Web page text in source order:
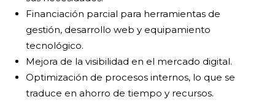
Financiación parcial para herramientas de
gestión, desarrollo web y equipamiento
tecnológico.
Mejora de la visibilidad en el mercado digital.
Optimización de procesos internos, lo que se
traduce en ahorro de tiempo y recursos.